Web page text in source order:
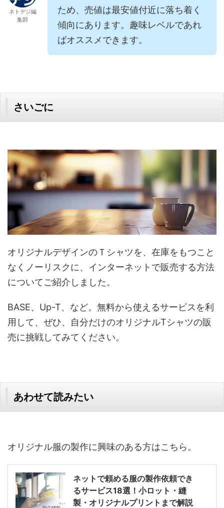
ネトデジ編
集部
ため、売値は最安値付近に落ち着く
傾向にあります。趣味レベルであれ
ばオススメできます。
さいごに
オリジナルデザインのＴシャツを、在庫をもつこと
なくノーリスクに、インターネットで販売する方法
についてご紹介しました。
BASE、Up-T、など。無料から使えるサービスを利
用して、ぜひ、自分だけのオリジナルTシャツの販
売に挑戦してみてください。
あわせて読みたい
オリジナル服の製作に興味のある方はこちら。
ネットで頼める服の製作依頼でき
るサービス18選！小ロット・縫
製・オリジナルプリントまで解説